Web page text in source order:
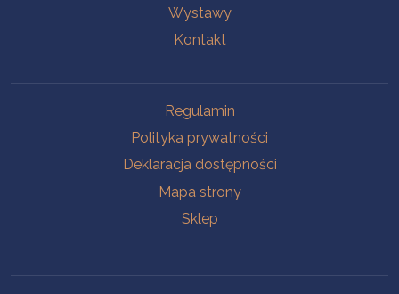
Wystawy
Kontakt
Regulamin
Polityka prywatności
Deklaracja dostępności
Mapa strony
Sklep